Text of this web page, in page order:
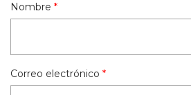
Nombre *
Correo electrónico *